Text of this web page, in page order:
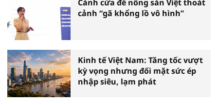
Cánh cửa để nông sản Việt thoát
cảnh “gã khổng lồ vô hình”
Kinh tế Việt Nam: Tăng tốc vượt
kỳ vọng nhưng đối mặt sức ép
nhập siêu, lạm phát